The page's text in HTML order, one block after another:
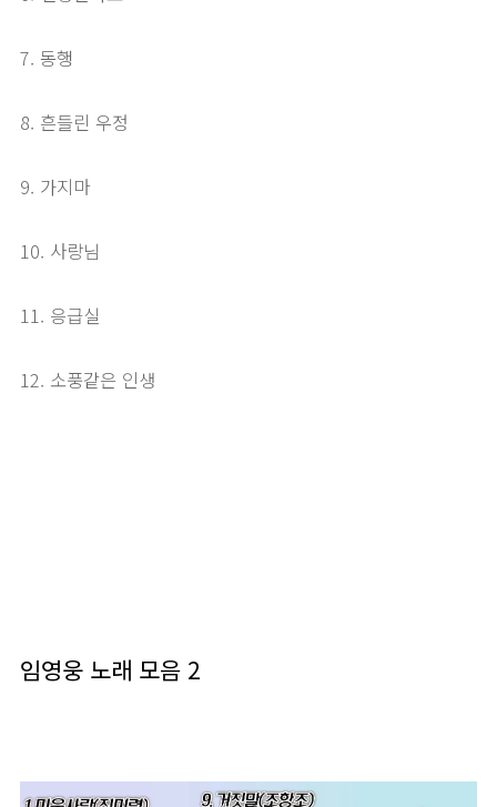
7. 동행
8. 흔들린 우정
9. 가지마
10. 사랑님
11. 응급실
12. 소풍같은 인생
임영웅 노래 모음 2